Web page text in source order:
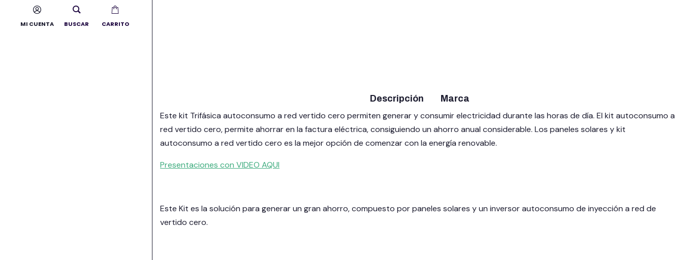
MI CUENTA BUSCAR CARRITO
Descripción Marca
Este kit Trifásica autoconsumo a red vertido cero permiten generar y consumir electricidad durante las horas de día. El kit autoconsumo a
red vertido cero, permite ahorrar en la factura eléctrica, consiguiendo un ahorro anual considerable. Los paneles solares y kit
autoconsumo a red vertido cero es la mejor opción de comenzar con la energía renovable.
Presentaciones con VIDEO AQUI
Este Kit es la solución para generar un gran ahorro, compuesto por paneles solares y un inversor autoconsumo de inyección a red de
vertido cero.